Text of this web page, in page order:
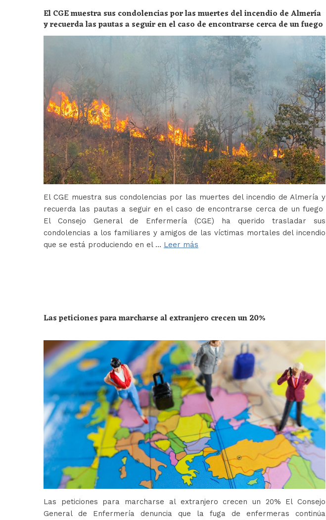
El CGE muestra sus condolencias por las muertes del incendio de Almería
y recuerda las pautas a seguir en el caso de encontrarse cerca de un fuego
El CGE muestra sus condolencias por las muertes del incendio de Almería y
recuerda las pautas a seguir en el caso de encontrarse cerca de un fuego
El Consejo General de Enfermería (CGE) ha querido trasladar sus
condolencias a los familiares y amigos de las víctimas mortales del incendio
que se está produciendo en el … Leer más
Las peticiones para marcharse al extranjero crecen un 20%
Las peticiones para marcharse al extranjero crecen un 20% El Consejo
General de Enfermería denuncia que la fuga de enfermeras continúa